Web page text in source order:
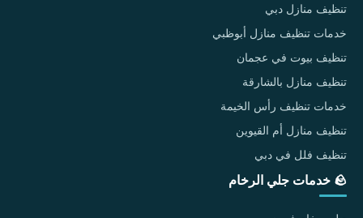
تنظيف منازل دبي
خدمات تنظيف منازل أبوظبي
تنظيف بيوت في عجمان
تنظيف منازل بالشارقة
خدمات تنظيف رأس الخيمة
تنظيف منازل أم القيوين
تنظيف فلل في دبي
🪨 خدمات جلي الرخام